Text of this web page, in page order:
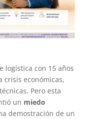
logística con 15 años
crisis económicas,
Pero esta
un miedo
demostración de un